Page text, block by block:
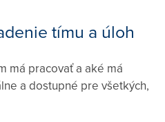
tímu a úloh
má pracovať a aké má
a dostupné pre všetkých,